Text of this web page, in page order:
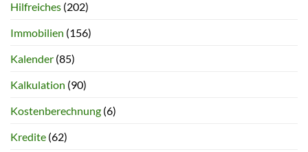
Hilfreiches (202)
Immobilien (156)
Kalender (85)
Kalkulation (90)
Kostenberechnung (6)
Kredite (62)